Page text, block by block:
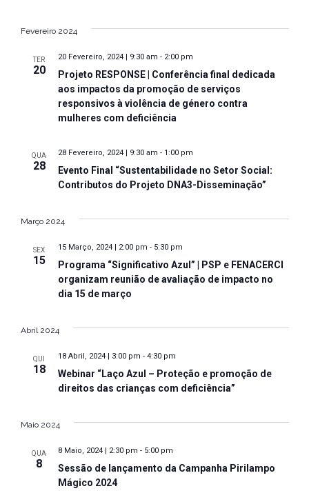
Fevereiro 2024
TER
20
Projeto RESPONSE | Conferência final dedicada
aos impactos da promoção de serviços
responsivos à violência de género contra
mulheres com deficiência
20 Fevereiro, 2024 | 9:30 am - 2:00 pm
QUA
28
Evento Final “Sustentabilidade no Setor Social:
Contributos do Projeto DNA3-Disseminação”
28 Fevereiro, 2024 | 9:30 am - 1:00 pm
Março 2024
SEX
15
Programa “Significativo Azul” | PSP e FENACERCI
organizam reunião de avaliação de impacto no
dia 15 de março
15 Março, 2024 | 2:00 pm - 5:30 pm
Abril 2024
QUI
18
Webinar “Laço Azul – Proteção e promoção de
direitos das crianças com deficiência”
18 Abril, 2024 | 3:00 pm - 4:30 pm
Maio 2024
QUA
8
Sessão de lançamento da Campanha Pirilampo
Mágico 2024
8 Maio, 2024 | 2:30 pm - 5:00 pm